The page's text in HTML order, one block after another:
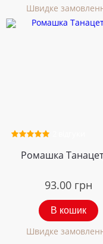
Швидке
Ромашка
93.00 грн
В кошик
Швидке